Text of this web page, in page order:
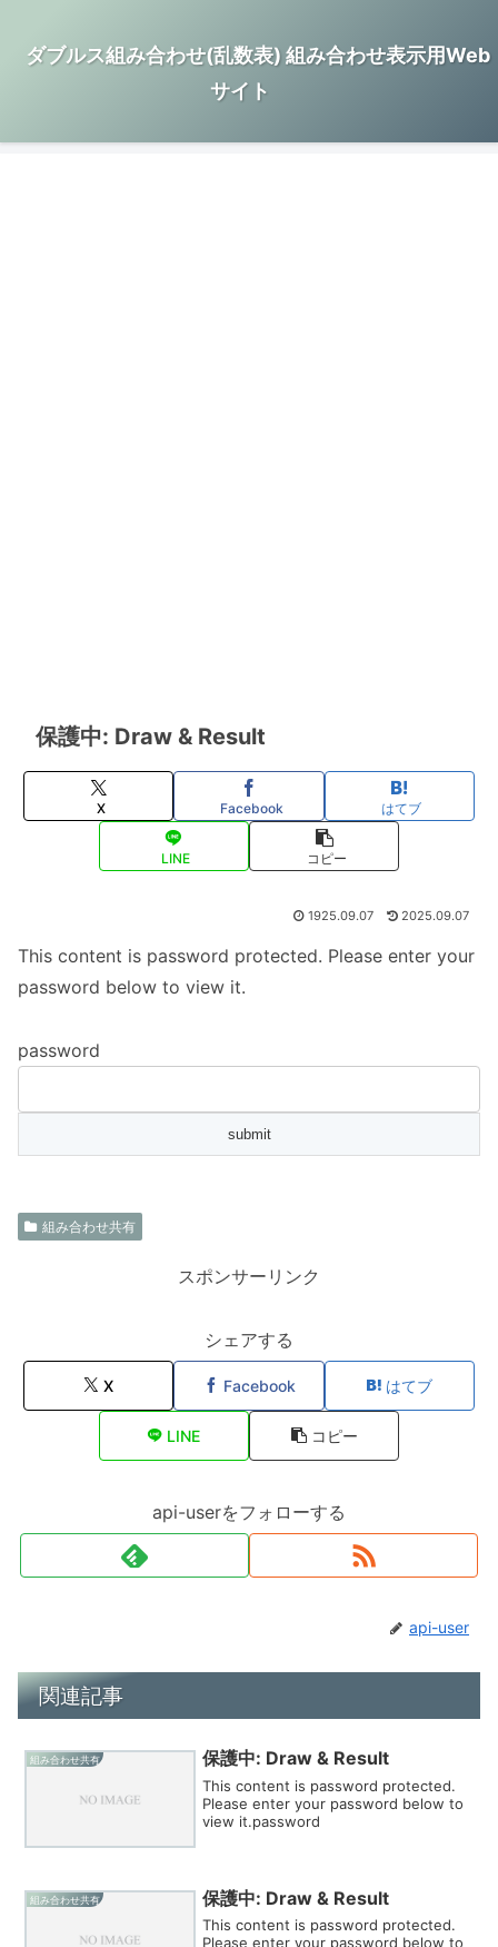
ダブルス組み合わせ(乱数表) 組み合わせ表示用Web
サイト
保護中: Draw & Result
X Facebook はてブ
LINE コピー
1925.09.07 2025.09.07
This content is password protected. Please enter your
password below to view it.
password
組み合わせ共有
スポンサーリンク
シェアする
X Facebook はてブ
LINE コピー
api-userをフォローする
api-user
関連記事
組み合わせ共有 保護中: Draw & Result
This content is password protected.
Please enter your password below to
view it.password
組み合わせ共有 保護中: Draw & Result
This content is password protected.
Please enter your password below to